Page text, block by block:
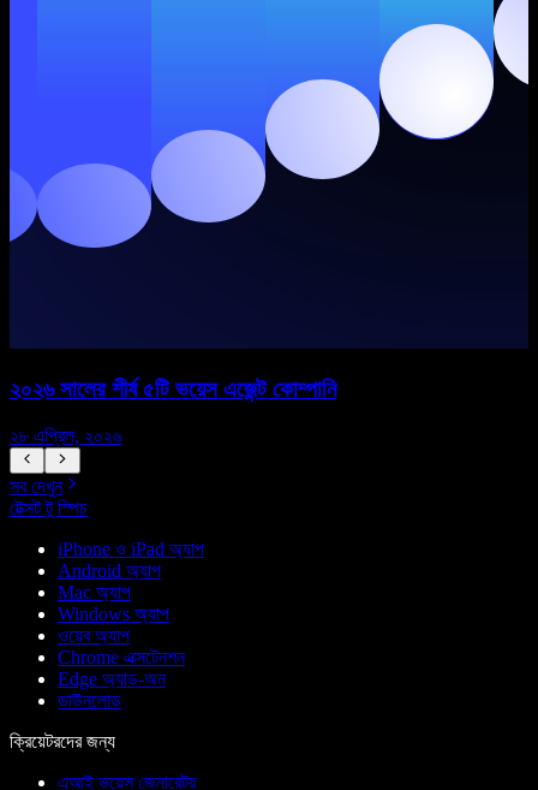
২০২৬ সালের শীর্ষ ৫টি ভয়েস এজেন্ট কোম্পানি
২৮ এপ্রিল, ২০২৬
সব দেখুন
টেক্সট টু স্পিচ
iPhone ও iPad অ্যাপ
Android অ্যাপ
Mac অ্যাপ
Windows অ্যাপ
ওয়েব অ্যাপ
Chrome এক্সটেনশন
Edge অ্যাড-অন
ডাউনলোড
ক্রিয়েটরদের জন্য
এআই ভয়েস জেনারেটর